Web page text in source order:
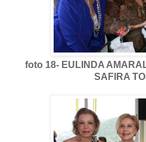
foto 18- EULINDA
SAFIRA